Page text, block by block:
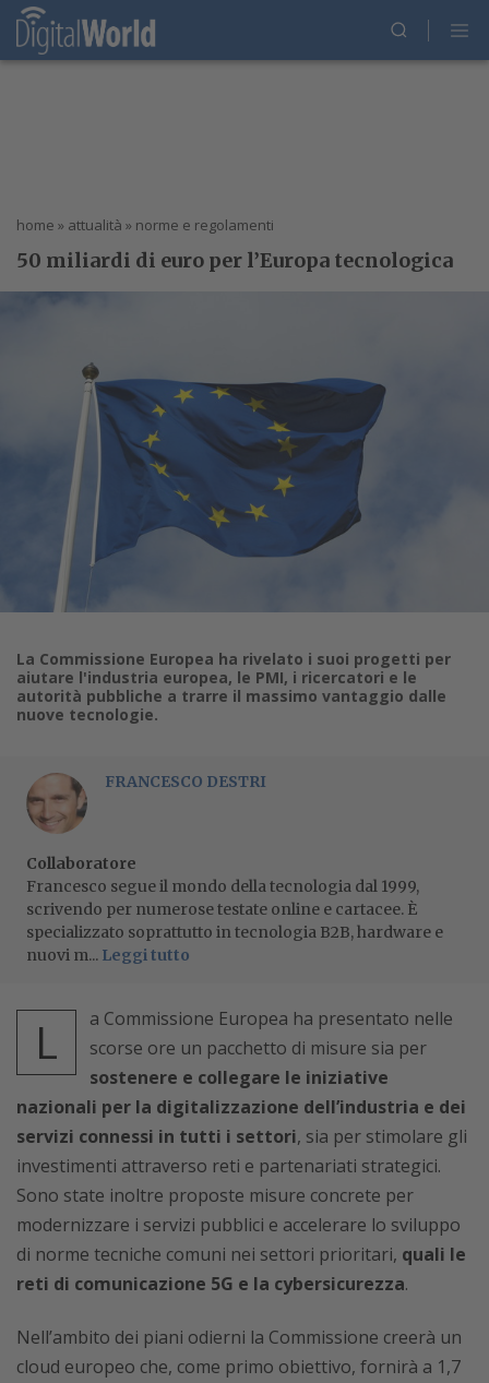
home » attualità » norme e regolamenti
50 miliardi di euro per l’Europa tecnologica
La Commissione Europea ha rivelato i suoi progetti per
aiutare l'industria europea, le PMI, i ricercatori e le
autorità pubbliche a trarre il massimo vantaggio dalle
nuove tecnologie.
FRANCESCO DESTRI
Collaboratore
Francesco segue il mondo della tecnologia dal 1999,
scrivendo per numerose testate online e cartacee. È
specializzato soprattutto in tecnologia B2B, hardware e
nuovi m... Leggi tutto
L
a Commissione Europea ha presentato nelle
scorse ore un pacchetto di misure sia per
sostenere e collegare le iniziative
nazionali per la digitalizzazione dell’industria e dei
servizi connessi in tutti i settori, sia per stimolare gli
investimenti attraverso reti e partenariati strategici.
Sono state inoltre proposte misure concrete per
modernizzare i servizi pubblici e accelerare lo sviluppo
di norme tecniche comuni nei settori prioritari, quali le
reti di comunicazione 5G e la cybersicurezza.
Nell’ambito dei piani odierni la Commissione creerà un
cloud europeo che, come primo obiettivo, fornirà a 1,7